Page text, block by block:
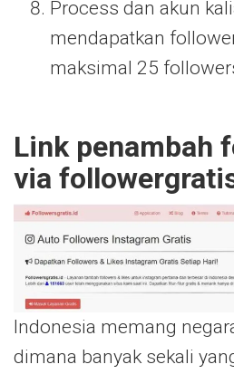
Process dan akun
mendapatkan
maksimal 25
Link penambah
via
Indonesia memang
dimana banyak sekali